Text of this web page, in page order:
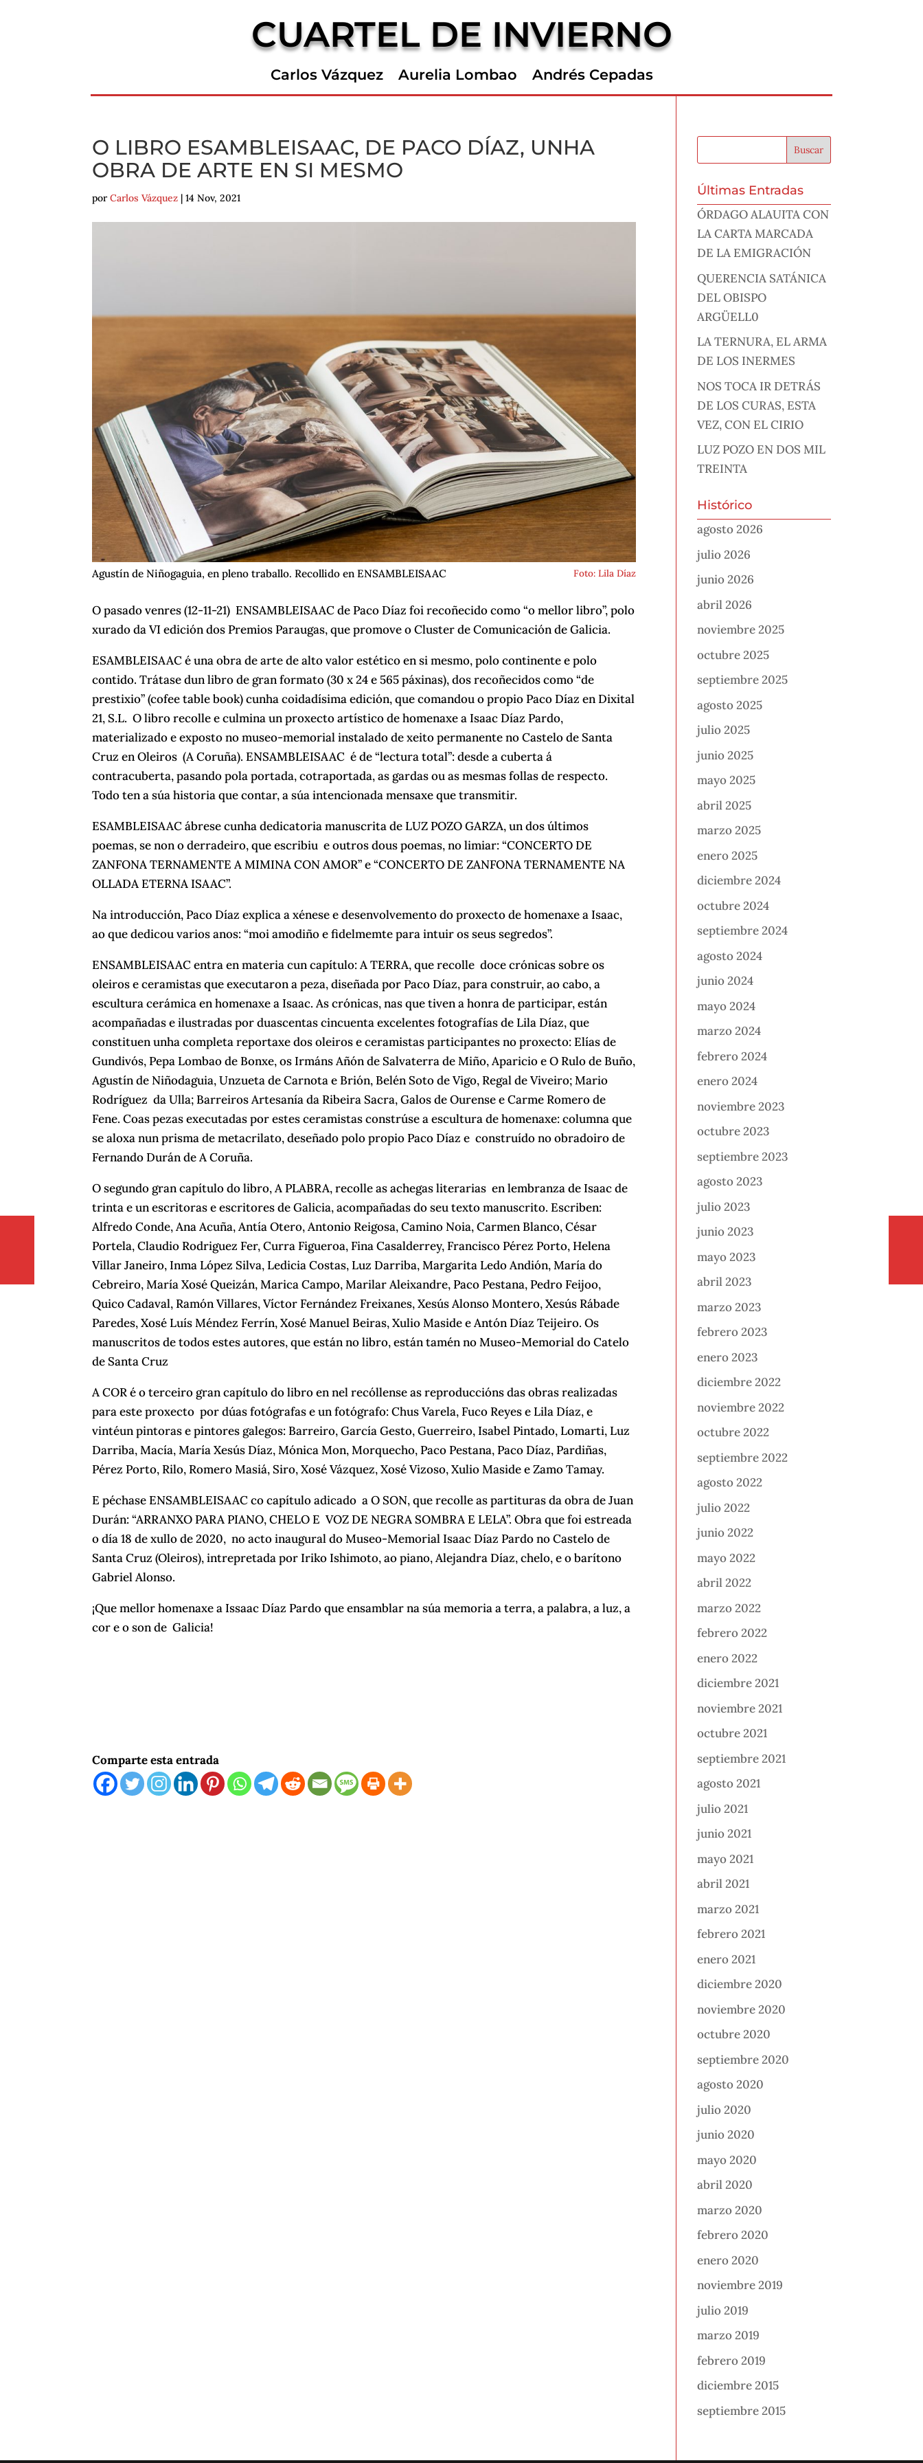
CUARTEL DE INVIERNO
Carlos Vázquez Aurelia Lombao Andrés Cepadas
O LIBRO ESAMBLEISAAC, DE PACO DÍAZ, UNHA
OBRA DE ARTE EN SI MESMO
porCarlos Vázquez |14 Nov, 2021
Agustín de Niñogaguia, en pleno traballo. Recollido en ENSAMBLEISAAC Foto: Lila Díaz
O pasado venres (12-11-21) ENSAMBLEISAAC de Paco Díaz foi recoñecido como “o mellor libro”, polo
xurado da VI edición dos Premios Paraugas, que promove o Cluster de Comunicación de Galicia.
ESAMBLEISAAC é una obra de arte de alto valor estético en si mesmo, polo continente e polo
contido. Trátase dun libro de gran formato (30 x 24 e 565 páxinas), dos recoñecidos como “de
prestixio” (cofee table book) cunha coidadísima edición, que comandou o propio Paco Díaz en Dixital
21, S.L. O libro recolle e culmina un proxecto artístico de homenaxe a Isaac Díaz Pardo,
materializado e exposto no museo-memorial instalado de xeito permanente no Castelo de Santa
Cruz en Oleiros (A Coruña). ENSAMBLEISAAC é de “lectura total”: desde a cuberta á
contracuberta, pasando pola portada, cotraportada, as gardas ou as mesmas follas de respecto.
Todo ten a súa historia que contar, a súa intencionada mensaxe que transmitir.
ESAMBLEISAAC ábrese cunha dedicatoria manuscrita de LUZ POZO GARZA, un dos últimos
poemas, se non o derradeiro, que escribiu e outros dous poemas, no limiar: “CONCERTO DE
ZANFONA TERNAMENTE A MIMINA CON AMOR” e “CONCERTO DE ZANFONA TERNAMENTE NA
OLLADA ETERNA ISAAC”.
Na introducción, Paco Díaz explica a xénese e desenvolvemento do proxecto de homenaxe a Isaac,
ao que dedicou varios anos: “moi amodiño e fidelmemte para intuir os seus segredos”.
ENSAMBLEISAAC entra en materia cun capítulo: A TERRA, que recolle doce crónicas sobre os
oleiros e ceramistas que executaron a peza, diseñada por Paco Díaz, para construir, ao cabo, a
escultura cerámica en homenaxe a Isaac. As crónicas, nas que tiven a honra de participar, están
acompañadas e ilustradas por duascentas cincuenta excelentes fotografías de Lila Díaz, que
constituen unha completa reportaxe dos oleiros e ceramistas participantes no proxecto: Elías de
Gundivós, Pepa Lombao de Bonxe, os Irmáns Añón de Salvaterra de Miño, Aparicio e O Rulo de Buño,
Agustín de Niñodaguia, Unzueta de Carnota e Brión, Belén Soto de Vigo, Regal de Viveiro; Mario
Rodríguez da Ulla; Barreiros Artesanía da Ribeira Sacra, Galos de Ourense e Carme Romero de
Fene. Coas pezas executadas por estes ceramistas constrúse a escultura de homenaxe: columna que
se aloxa nun prisma de metacrilato, deseñado polo propio Paco Díaz e construído no obradoiro de
Fernando Durán de A Coruña.
O segundo gran capítulo do libro, A PLABRA, recolle as achegas literarias en lembranza de Isaac de
trinta e un escritoras e escritores de Galicia, acompañadas do seu texto manuscrito. Escriben:
Alfredo Conde, Ana Acuña, Antía Otero, Antonio Reigosa, Camino Noia, Carmen Blanco, César
Portela, Claudio Rodriguez Fer, Curra Figueroa, Fina Casalderrey, Francisco Pérez Porto, Helena
Villar Janeiro, Inma López Silva, Ledicia Costas, Luz Darriba, Margarita Ledo Andión, María do
Cebreiro, María Xosé Queizán, Marica Campo, Marilar Aleixandre, Paco Pestana, Pedro Feijoo,
Quico Cadaval, Ramón Villares, Víctor Fernández Freixanes, Xesús Alonso Montero, Xesús Rábade
Paredes, Xosé Luís Méndez Ferrín, Xosé Manuel Beiras, Xulio Maside e Antón Díaz Teijeiro. Os
manuscritos de todos estes autores, que están no libro, están tamén no Museo-Memorial do Catelo
de Santa Cruz
A COR é o terceiro gran capítulo do libro en nel recóllense as reproduccións das obras realizadas
para este proxecto por dúas fotógrafas e un fotógrafo: Chus Varela, Fuco Reyes e Lila Díaz, e
vintéun pintoras e pintores galegos: Barreiro, García Gesto, Guerreiro, Isabel Pintado, Lomarti, Luz
Darriba, Macía, María Xesús Díaz, Mónica Mon, Morquecho, Paco Pestana, Paco Díaz, Pardiñas,
Pérez Porto, Rilo, Romero Masiá, Siro, Xosé Vázquez, Xosé Vizoso, Xulio Maside e Zamo Tamay.
E péchase ENSAMBLEISAAC co capítulo adicado a O SON, que recolle as partituras da obra de Juan
Durán: “ARRANXO PARA PIANO, CHELO E VOZ DE NEGRA SOMBRA E LELA”. Obra que foi estreada
o día 18 de xullo de 2020, no acto inaugural do Museo-Memorial Isaac Díaz Pardo no Castelo de
Santa Cruz (Oleiros), intrepretada por Iriko Ishimoto, ao piano, Alejandra Díaz, chelo, e o barítono
Gabriel Alonso.
¡Que mellor homenaxe a Issaac Díaz Pardo que ensamblar na súa memoria a terra, a palabra, a luz, a
cor e o son de Galicia!
Comparte esta entrada
Últimas Entradas
ÓRDAGO ALAUITA CON
LA CARTA MARCADA
DE LA EMIGRACIÓN
QUERENCIA SATÁNICA
DEL OBISPO
ARGÜELL0
LA TERNURA, EL ARMA
DE LOS INERMES
NOS TOCA IR DETRÁS
DE LOS CURAS, ESTA
VEZ, CON EL CIRIO
LUZ POZO EN DOS MIL
TREINTA
Histórico
agosto 2026
julio 2026
junio 2026
abril 2026
noviembre 2025
octubre 2025
septiembre 2025
agosto 2025
julio 2025
junio 2025
mayo 2025
abril 2025
marzo 2025
enero 2025
diciembre 2024
octubre 2024
septiembre 2024
agosto 2024
junio 2024
mayo 2024
marzo 2024
febrero 2024
enero 2024
noviembre 2023
octubre 2023
septiembre 2023
agosto 2023
julio 2023
junio 2023
mayo 2023
abril 2023
marzo 2023
febrero 2023
enero 2023
diciembre 2022
noviembre 2022
octubre 2022
septiembre 2022
agosto 2022
julio 2022
junio 2022
mayo 2022
abril 2022
marzo 2022
febrero 2022
enero 2022
diciembre 2021
noviembre 2021
octubre 2021
septiembre 2021
agosto 2021
julio 2021
junio 2021
mayo 2021
abril 2021
marzo 2021
febrero 2021
enero 2021
diciembre 2020
noviembre 2020
octubre 2020
septiembre 2020
agosto 2020
julio 2020
junio 2020
mayo 2020
abril 2020
marzo 2020
febrero 2020
enero 2020
noviembre 2019
julio 2019
marzo 2019
febrero 2019
diciembre 2015
septiembre 2015